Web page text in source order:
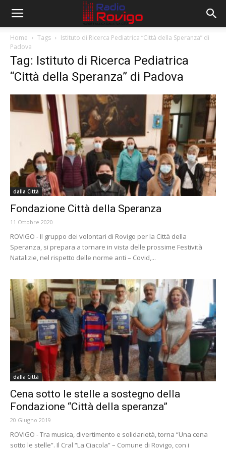
Home Tags
Istituto di Ricerca Pediatrica “Città della Speranza” di
Padova
Tag: Istituto di Ricerca Pediatrica
“Città della Speranza” di Padova
dalla Città
Fondazione Città della Speranza
11 Ottobre 2020
ROVIGO - Il gruppo dei volontari di Rovigo per la Città della
Speranza, si prepara a tornare in vista delle prossime Festività
Natalizie, nel rispetto delle norme anti – Covid,...
dalla Città
Cena sotto le stelle a sostegno della
Fondazione “Città della speranza”
20 Giugno 2019
ROVIGO - Tra musica, divertimento e solidarietà, torna “Una cena
sotto le stelle”. Il Cral “La Ciacola” – Comune di Rovigo, con i